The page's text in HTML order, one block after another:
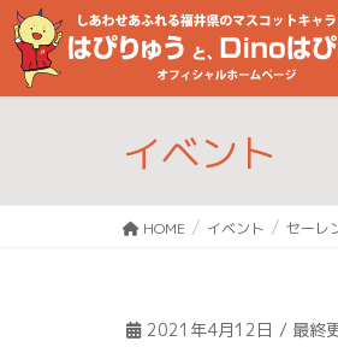
イベント
HOME イベント セーレ
2021年4月12日 / 最終